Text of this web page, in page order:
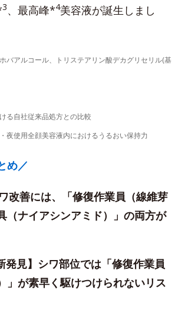
3、最高峰*4美容液が誕生しまし
バアルコール、トリステアリン酸デカグリセリル(基
る自社従来品処方との比較
夜使用全顔美容液内におけるうるおい保持力
め／
改善には、「修復作業員（線維芽
（ナイアシンアミド）」の両方が
見】シワ部位では「修復作業員
」が素早く駆けつけられないリス